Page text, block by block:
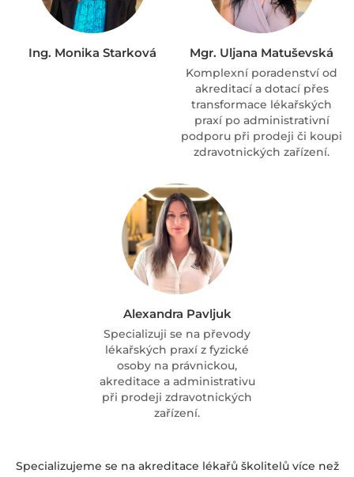
Ing. Monika Starková Mgr. Uljana Matuševská
Komplexní poradenství od
akreditací a dotací přes
transformace lékařských
praxí po administrativní
podporu při prodeji či koupi
zdravotnických zařízení.
Alexandra Pavljuk
Specializuji se na převody
lékařských praxí z fyzické
osoby na právnickou,
akreditace a administrativu
při prodeji zdravotnických
zařízení.
Specializujeme se na akreditace lékařů školitelů více než